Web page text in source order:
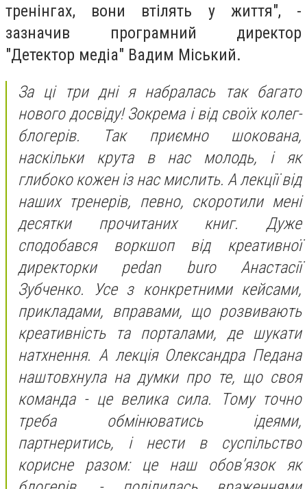
тренінгах, вони втілять у життя", -
зазначив програмний директор
"Детектор медіа" Вадим Міський.
За ці три дні я набралась так багато
нового досвіду! Зокрема і від своїх колег-
блогерів. Так приємно шокована,
наскільки крута в нас молодь, і як
глибоко кожен із нас мислить. А лекції від
наших тренерів, певно, скоротили мені
десятки прочитаних книг. Дуже
сподобався воркшоп від креативної
директорки pedan buro Анастасії
Зубченко. Усе з конкретними кейсами,
прикладами, вправами, що розвивають
креативність та порталами, де шукати
натхнення. А лекція Олександра Педана
наштовхнула на думки про те, що своя
команда - це велика сила. Тому точно
треба обмінюватись ідеями,
партнеритись, і нести в суспільство
корисне разом: це наш обов’язок як